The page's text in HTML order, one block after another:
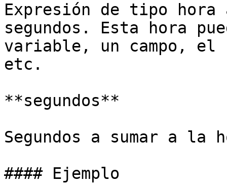
Expresión de tipo hora
segundos. Esta hora
variable, un campo, el
etc.
**segundos**
Segundos a sumar a la
#### Ejemplo